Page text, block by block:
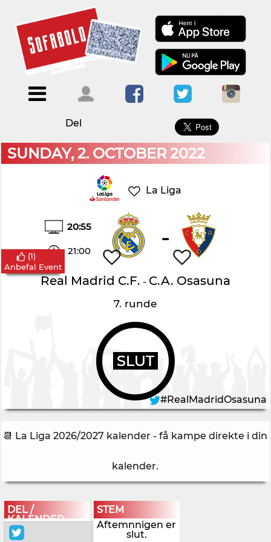
Menu
ForsideKalendere
Blogs
Om
Sofabold
Kontakt
bruger
ind
×
Del
SUNDAY, 2. OCTOBER 2022
La Liga
20:55
21:00 -
Real Madrid C.F. - C.A. Osasuna
7. runde
SLUT
(1)
Anbefal Event
#RealMadridOsasuna
📆 La Liga 2026/2027 kalender - få kampe direkte i din
kalender.
DEL /
KALENDER
STEM
Aftemnnigen er
slut.